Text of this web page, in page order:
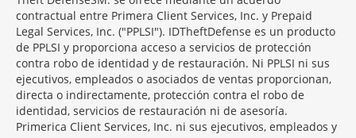
contractual entre Primera Client Services, Inc. y Prepaid
Legal Services, Inc. ("PPLSI"). IDTheftDefense es un producto
de PPLSI y proporciona acceso a servicios de protección
contra robo de identidad y de restauración. Ni PPLSI ni sus
ejecutivos, empleados o asociados de ventas proporcionan,
directa o indirectamente, protección contra el robo de
identidad, servicios de restauración ni de asesoría.
Primerica Client Services, Inc. ni sus ejecutivos, empleados y